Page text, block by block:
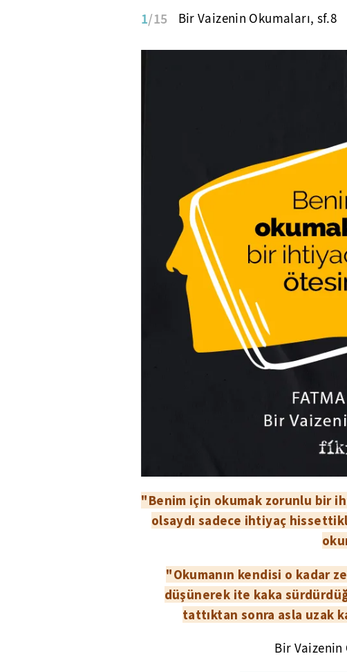
1/15 Bir Vaizenin Okumaları, sf.8
"Benim için okumak zorunlu bir
olsaydı sadece ihtiyaç
"Okumanın kendisi o kadar
düşünerek ite kaka
tattıktan sonra asla uzak
Bir Vaizenin